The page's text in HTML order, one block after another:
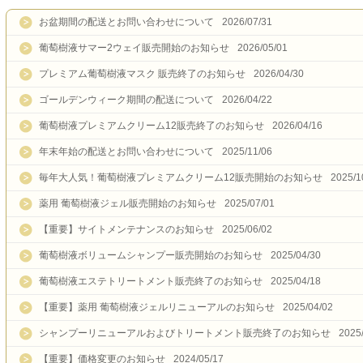
お盆期間の配送とお問い合わせについて 2026/07/31
葡萄樹液サマー2ウェイ販売開始のお知らせ 2026/05/01
プレミアム葡萄樹液マスク 販売終了のお知らせ 2026/04/30
ゴールデンウィーク期間の配送について 2026/04/22
葡萄樹液プレミアムクリーム12販売終了のお知らせ 2026/04/16
年末年始の配送とお問い合わせについて 2025/11/06
毎年大人気！葡萄樹液プレミアムクリーム12販売開始のお知らせ 2025/
薬用 葡萄樹液ジェル販売開始のお知らせ 2025/07/01
【重要】サイトメンテナンスのお知らせ 2025/06/02
葡萄樹液ボリュームシャンプー販売開始のお知らせ 2025/04/30
葡萄樹液エステトリートメント販売終了のお知らせ 2025/04/18
【重要】薬用 葡萄樹液ジェルリニューアルのお知らせ 2025/04/02
シャンプーリニューアルおよびトリートメント販売終了のお知らせ
【重要】価格変更のお知らせ 2024/05/17